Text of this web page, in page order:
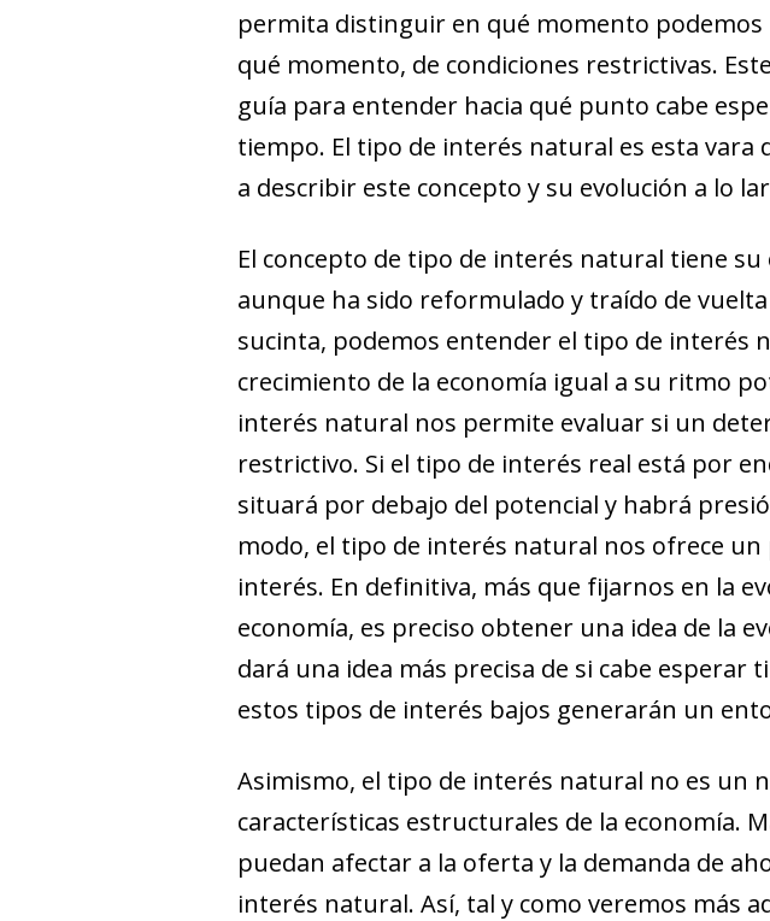
permita distinguir en qué momento podemos
qué momento, de condiciones restrictivas.
guía para entender hacia qué punto cabe
tiempo. El tipo de interés natural es esta vara
a describir este concepto y su evolución a lo
El concepto de tipo de interés natural tiene
aunque ha sido reformulado y traído de
sucinta, podemos entender el tipo de interés
crecimiento de la economía igual a su ritmo
interés natural nos permite evaluar si un
restrictivo. Si el tipo de interés real está por
situará por debajo del potencial y habrá
modo, el tipo de interés natural nos ofrece
interés. En definitiva, más que fijarnos en la
economía, es preciso obtener una idea de la
dará una idea más precisa de si cabe
estos tipos de interés bajos generarán un
Asimismo, el tipo de interés natural no es un
características estructurales de la economía.
puedan afectar a la oferta y la demanda de
interés natural. Así, tal y como veremos más